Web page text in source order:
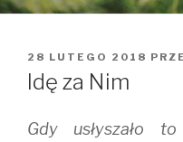
OPUBLIKOWANE
W
28 LUTEGO 2018
Idę za Nim
Gdy usłyszało